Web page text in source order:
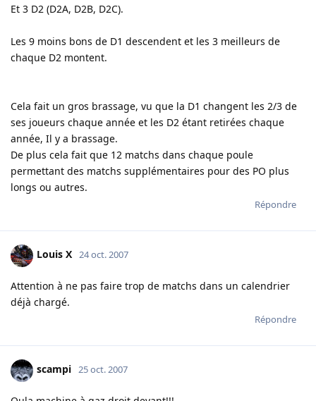
Et 3 D2 (D2A, D2B, D2C).
Les 9 moins bons de D1 descendent et les 3 meilleurs de
chaque D2 montent.
Cela fait un gros brassage, vu que la D1 changent les 2/3 de
ses joueurs chaque année et les D2 étant retirées chaque
année, Il y a brassage.
De plus cela fait que 12 matchs dans chaque poule
permettant des matchs supplémentaires pour des PO plus
longs ou autres.
Répondre
Louis X 24 oct. 2007
Attention à ne pas faire trop de matchs dans un calendrier
déjà chargé.
Répondre
scampi 25 oct. 2007